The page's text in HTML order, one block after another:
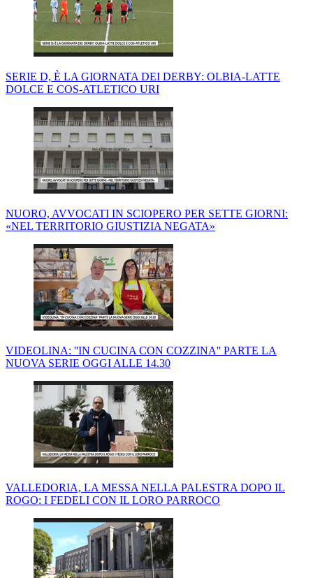
SERIE D, È LA GIORNATA DEI DERBY: OLBIA-LATTE
DOLCE E COS-ATLETICO URI
NUORO, AVVOCATI IN SCIOPERO PER SETTE GIORNI:
«NEL TERRITORIO GIUSTIZIA NEGATA»
VIDEOLINA: ''IN CUCINA CON COZZINA'' PARTE LA
NUOVA SERIE OGGI ALLE 14.30
VALLEDORIA, LA MESSA NELLA PALESTRA DOPO IL
ROGO: I FEDELI CON IL LORO PARROCO